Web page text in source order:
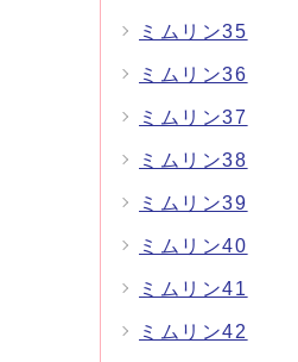
ミムリン35
ミムリン36
ミムリン37
ミムリン38
ミムリン39
ミムリン40
ミムリン41
ミムリン42